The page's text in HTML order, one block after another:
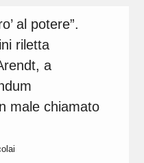
al potere”.
riletta
a
male chiamato